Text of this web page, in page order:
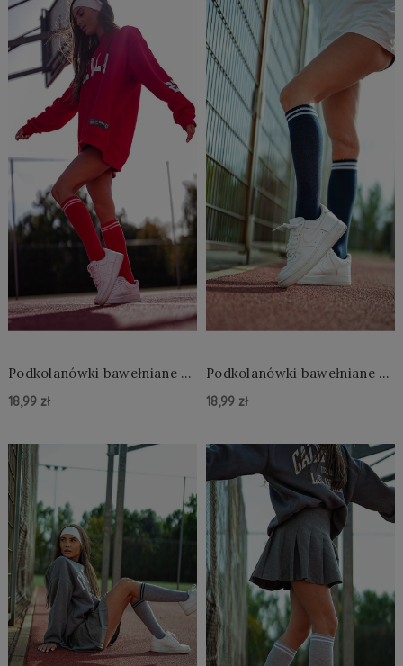
Podkolanówki bawełniane ze
18,99 zł
Do Koszyka »
Podkolanówki bawełniane ze
18,99 zł
Do Koszyka »